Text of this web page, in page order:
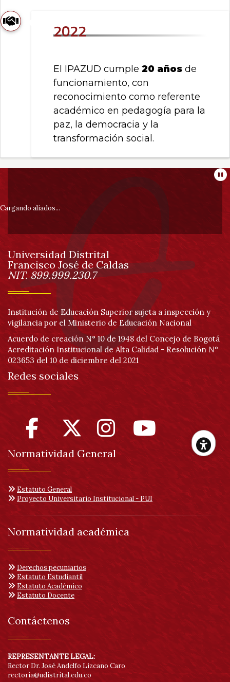
de
2022
El IPAZUD cumple 20 años de
funcionamiento, con
reconocimiento como referente
académico en pedagogía para la
paz, la democracia y la
transformación social.
Información
pie
de
página
Cargando aliados...
Información
Universidad Distrital
Francisco José de Caldas
NIT. 899.999.230.7
Institución de Educación Superior sujeta a inspección y
vigilancia por el Ministerio de Educación Nacional
Acuerdo de creación N° 10 de 1948 del Concejo de Bogotá
Acreditación Institucional de Alta Calidad - Resolución N°
023653 del 10 de diciembre del 2021
Redes sociales
Normatividad General
Estatuto General
Proyecto Universitario Institucional - PUI
Normatividad académica
Derechos pecuniarios
Estatuto Estudiantil
Estatuto Académico
Estatuto Docente
Contáctenos
REPRESENTANTE LEGAL:
Rector Dr. José Andelfo Lizcano Caro
rectoria@udistrital.edu.co